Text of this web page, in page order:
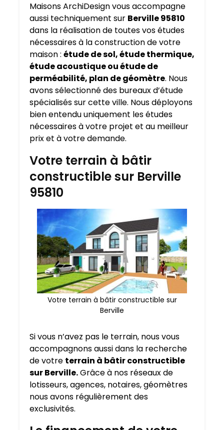
Maisons ArchiDesign vous accompagne
aussi techniquement sur Berville 95810
dans la réalisation de toutes vos études
nécessaires à la construction de votre
maison : étude de sol, étude thermique,
étude acoustique ou étude de
perméabilité, plan de géomètre. Nous
avons sélectionné des bureaux d’étude
spécialisés sur cette ville. Nous déployons
bien entendu uniquement les études
nécessaires à votre projet et au meilleur
prix et à votre demande.
Votre terrain à bâtir
constructible sur Berville
95810
Votre terrain à bâtir constructible sur
Berville
Si vous n’avez pas le terrain, nous vous
accompagnons aussi dans la recherche
de votre terrain à bâtir constructible
sur Berville.Grâce à nos réseaux de
lotisseurs, agences, notaires, géomètres
nous avons régulièrement des
exclusivités.